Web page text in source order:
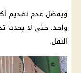
ويفضل عدم تقديم
واحد، حتى لا يحدث
النقل.